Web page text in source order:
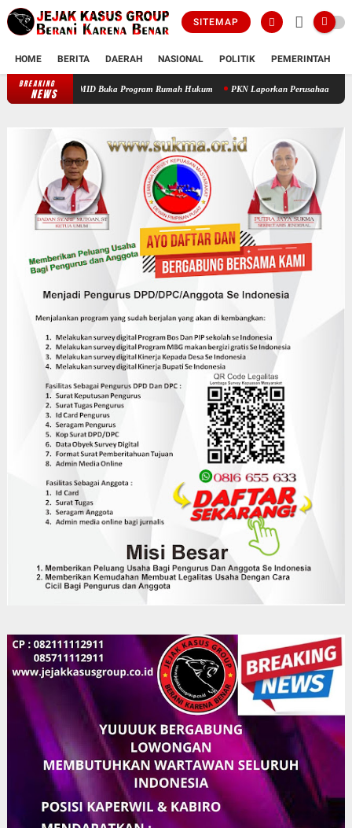
SITEMAP
HOME BERITA DAERAH NASIONAL POLITIK PEMERINTAH
BREAKING
NEWS Prof Sutan Nasomal Dorong Pendidikan Advokat Muda, PAMID Buka